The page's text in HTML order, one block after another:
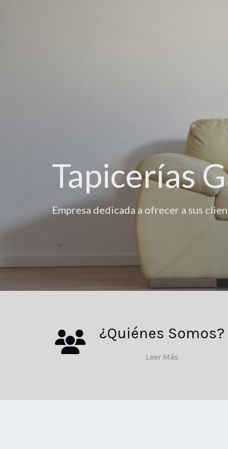
Tapicerías
Empresa dedicada a ofrecer a sus
¿Quiénes Somos?
Leer Más